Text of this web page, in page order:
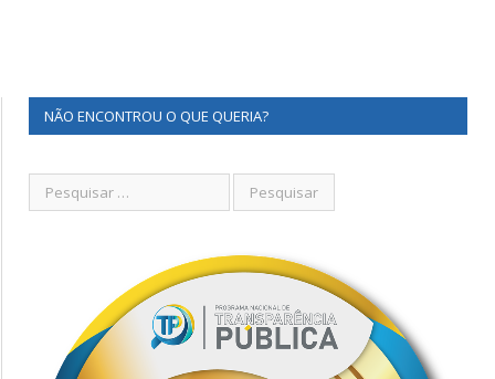
NÃO ENCONTROU O QUE QUERIA?